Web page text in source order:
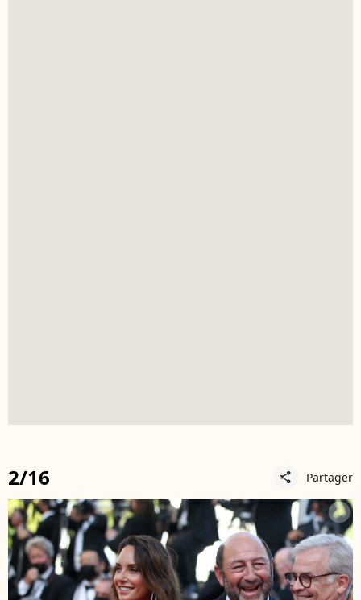
2/16 share Partager